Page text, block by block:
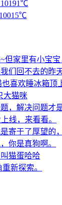
10191℃
10015℃
但家里有小宝宝
们回不去的昨天
也喜欢睡冰箱
大猫咪
，解决问题才
线，来看看。
寄于了厚望的
你是真狗啊。
猫蛋哈哈
新探索。